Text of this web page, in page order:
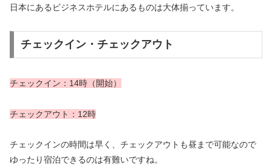
日本にあるビジネスホテルにあるものは大体揃っています。
チェックイン・チェックアウト
チェックイン：14時（開始）
チェックアウト：12時
チェックインの時間は早く、チェックアウトも昼まで可能なので
ゆったり宿泊できるのは有難いですね。